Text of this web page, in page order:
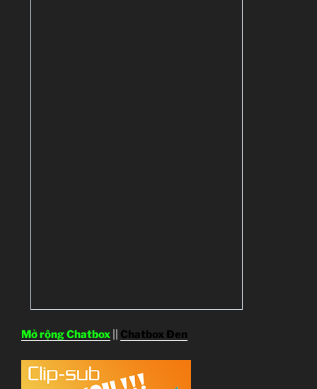
Mở rộng Chatbox Chatbox Đen